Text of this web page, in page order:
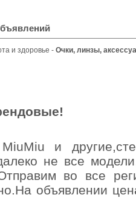
и здоровье - Очки, линзы,
и
не все
во все
объявлении